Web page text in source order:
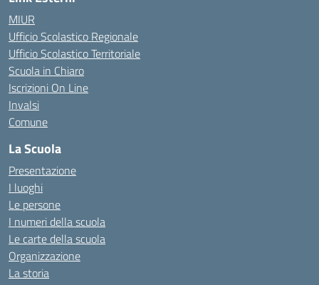
MIUR
Ufficio Scolastico Regionale
Ufficio Scolastico Territoriale
Scuola in Chiaro
Iscrizioni On Line
Invalsi
Comune
La Scuola
Presentazione
I luoghi
Le persone
I numeri della scuola
Le carte della scuola
Organizzazione
La storia